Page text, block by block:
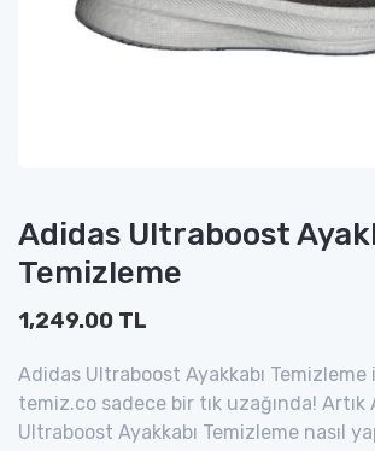
Adidas Ultraboost
Temizleme
1,249.00 TL
Adidas Ultraboost Ayakkabı Temizleme
temiz.co sadece bir tık uzağında! Artık
Ultraboost Ayakkabı Temizleme nasıl